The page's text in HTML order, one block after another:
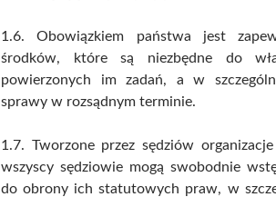
1.6. Obowiązkiem państwa jest
środków, które są niezbędne do
powierzonych im zadań, a w
sprawy w rozsądnym terminie.
1.7. Tworzone przez sędziów
wszyscy sędziowie mogą swobodnie
do obrony ich statutowych praw, w